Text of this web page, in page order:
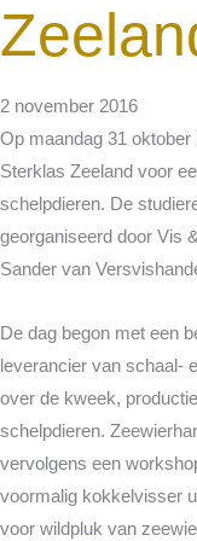
2 november 2016
Op maandag 31
Sterklas Zeeland voor
schelpdieren. De
georganiseerd door Vis
Sander van
De dag begon met een
leverancier van schaal-
over de kweek,
schelpdieren.
vervolgens een
voormalig kokkelvisser
voor wildpluk van